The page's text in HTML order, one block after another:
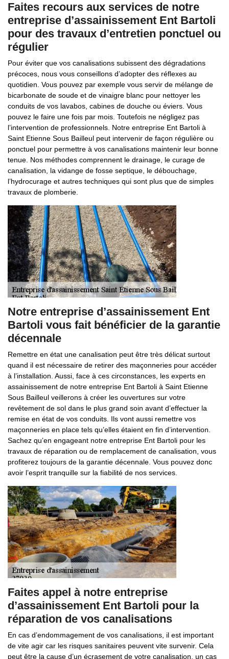
Faites recours aux services de notre
entreprise d’assainissement Ent Bartoli
pour des travaux d’entretien ponctuel ou
régulier
Pour éviter que vos canalisations subissent des dégradations
précoces, nous vous conseillons d’adopter des réflexes au
quotidien. Vous pouvez par exemple vous servir de mélange de
bicarbonate de soude et de vinaigre blanc pour nettoyer les
conduits de vos lavabos, cabines de douche ou éviers. Vous
pouvez le faire une fois par mois. Toutefois ne négligez pas
l’intervention de professionnels. Notre entreprise Ent Bartoli à
Saint Etienne Sous Bailleul peut intervenir de façon régulière ou
ponctuel pour permettre à vos canalisations maintenir leur bonne
tenue. Nos méthodes comprennent le drainage, le curage de
canalisation, la vidange de fosse septique, le débouchage,
l’hydrocurage et autres techniques qui sont plus que de simples
travaux de plomberie.
Notre entreprise d’assainissement Ent
Bartoli vous fait bénéficier de la garantie
décennale
Remettre en état une canalisation peut être très délicat surtout
quand il est nécessaire de retirer des maçonneries pour accéder
à l’installation. Aussi, face à ces circonstances, les experts en
assainissement de notre entreprise Ent Bartoli à Saint Etienne
Sous Bailleul veillerons à créer les ouvertures sur votre
revêtement de sol dans le plus grand soin avant d’effectuer la
remise en état de vos conduits. Ils vont aussi remettre vos
maçonneries en place tels qu’elles étaient en fin d’intervention.
Sachez qu’en engageant notre entreprise Ent Bartoli pour les
travaux de réparation ou de remplacement de canalisation, vous
profiterez toujours de la garantie décennale. Vous pouvez donc
avoir l’esprit tranquille sur la fiabilité de nos services.
Faites appel à notre entreprise
d’assainissement Ent Bartoli pour la
réparation de vos canalisations
En cas d’endommagement de vos canalisations, il est important
de vite agir car les risques sanitaires peuvent vite survenir. Cela
peut être la cause d’un écrasement de votre canalisation, un cas